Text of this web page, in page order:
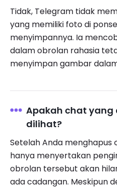
Tidak, Telegram tidak
yang memiliki foto di
menyimpannya. Ia
dalam obrolan rahasia
menyimpan gambar
Apakah chat yang
dilihat?
Setelah Anda menghapus
hanya menyertakan
obrolan tersebut akan
ada cadangan. Meskipun